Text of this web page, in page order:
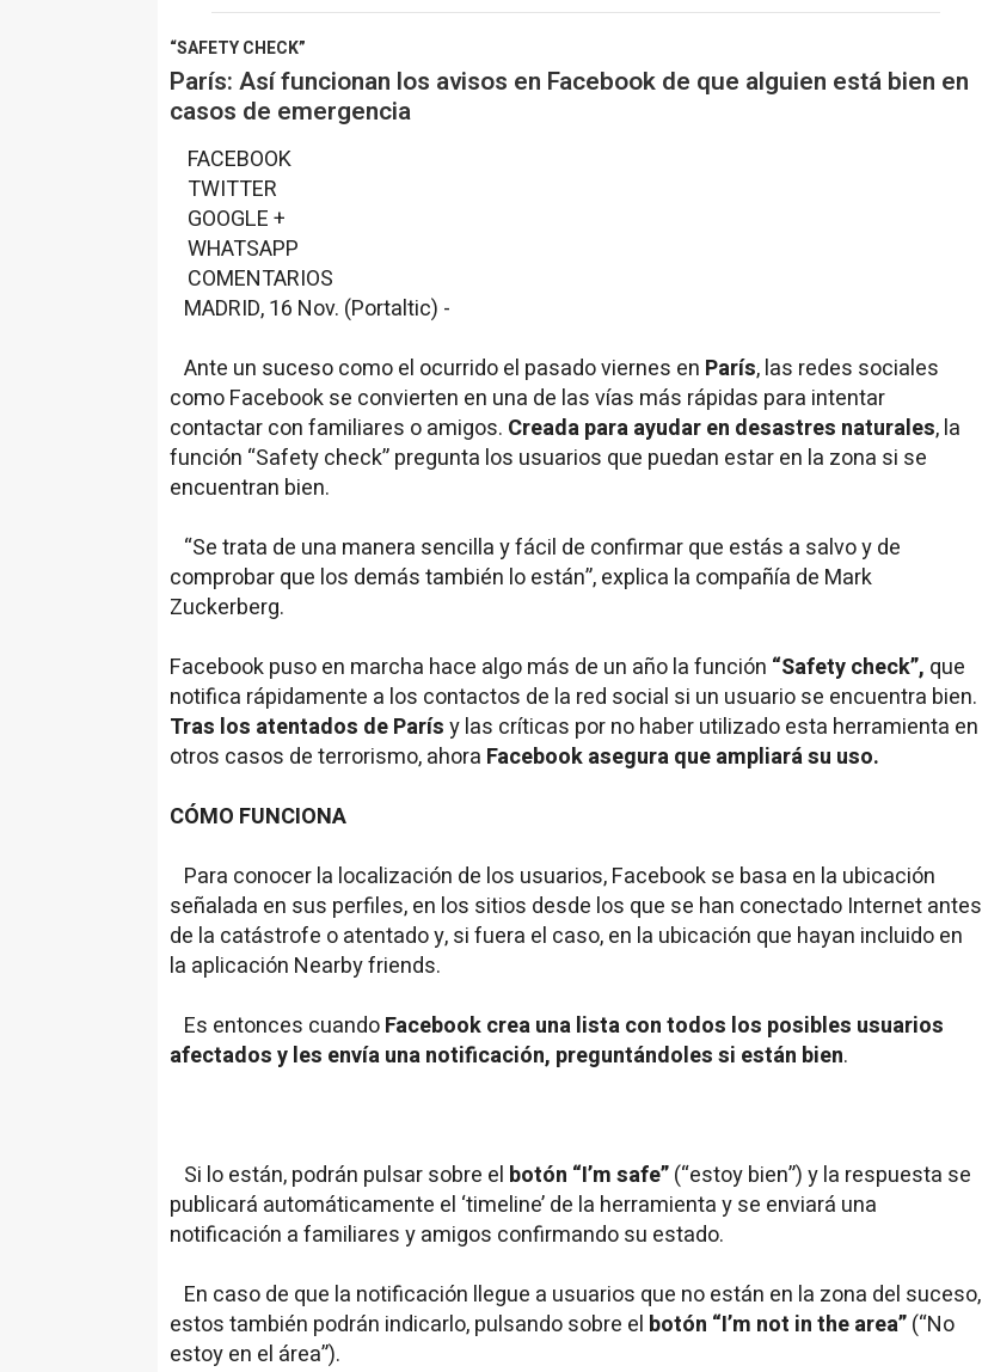
“SAFETY CHECK”
París: Así funcionan los avisos en Facebook de que alguien está bien en
casos de emergencia
FACEBOOK
TWITTER
GOOGLE +
WHATSAPP
COMENTARIOS
MADRID, 16 Nov. (Portaltic) -
Ante un suceso como el ocurrido el pasado viernes en París, las redes sociales
como Facebook se convierten en una de las vías más rápidas para intentar
contactar con familiares o amigos. Creada para ayudar en desastres naturales, la
función “Safety check” pregunta los usuarios que puedan estar en la zona si se
encuentran bien.
“Se trata de una manera sencilla y fácil de confirmar que estás a salvo y de
comprobar que los demás también lo están”, explica la compañía de Mark
Zuckerberg.
Facebook puso en marcha hace algo más de un año la función “Safety check”, que
notifica rápidamente a los contactos de la red social si un usuario se encuentra bien.
Tras los atentados de Parísy las críticas por no haber utilizado esta herramienta en
otros casos de terrorismo, ahora Facebook asegura que ampliará su uso.
CÓMO FUNCIONA
Para conocer la localización de los usuarios, Facebook se basa en la ubicación
señalada en sus perfiles, en los sitios desde los que se han conectado Internet antes
de la catástrofe o atentado y, si fuera el caso, en la ubicación que hayan incluido en
la aplicación Nearby friends.
Es entonces cuandoFacebook crea una lista con todos los posibles usuarios
afectados y les envía una notificación, preguntándoles si están bien.
Si lo están, podrán pulsar sobre el botón “I’m safe”(“estoy bien”) y la respuesta se
publicará automáticamente el ‘timeline’ de la herramienta y se enviará una
notificación a familiares y amigos confirmando su estado.
En caso de que la notificación llegue a usuarios que no están en la zona del suceso,
estos también podrán indicarlo, pulsando sobre el botón “I’m not in the area”(“No
estoy en el área”).